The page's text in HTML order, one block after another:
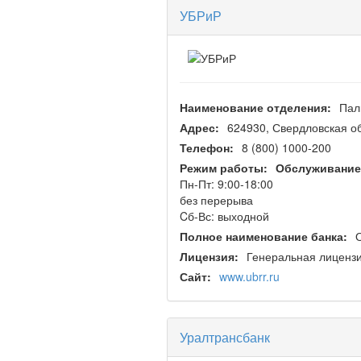
УБРиР
Наименование отделения:
Адрес: 624930, Свердловская
Телефон: 8 (800) 1000-200
Режим работы:
Пн-Пт: 9:00-18:00
без перерыва
Cб-Вс: выходной
Полное наименование банка:
Лицензия: Генеральная
Сайт: www.ubrr.ru
Уралтрансбанк